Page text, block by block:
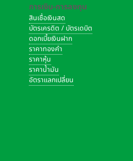
การเงิน-การลงทุน
สินเชื่อเงินสด
บัตรเครดิต / บัตรเดบิต
ดอกเบี้ยเงินฝาก
ราคาทองคำ
ราคาหุ้น
ราคาน้ำมัน
อัตราแลกเปลี่ยน